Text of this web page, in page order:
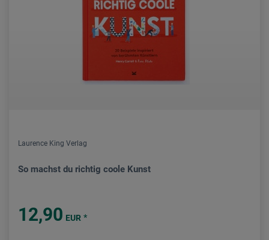
Laurence King Verlag
So machst du richtig coole Kunst
12,90 EUR *